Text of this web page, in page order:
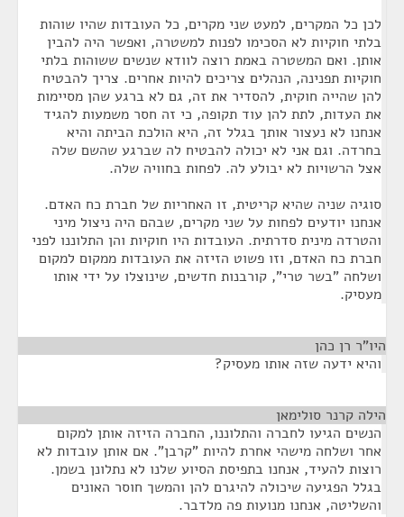
לכן כל המקרים, למעט שני מקרים, כל העובדות שהיו שוהות
בלתי חוקיות לא הסכימו לפנות למשטרה, ואפשר היה להבין
אותן. ואם המשטרה באמת רוצה לוודא שנשים ששוהות בלתי
חוקיות תפנינה, הנהלים צריכים להיות אחרים. צריך להבטיח
להן שהייה חוקית, להסדיר את זה, גם לא ברגע שהן מסיימות
את העדות, לתת להן עוד תקופה, כי זה חסר משמעות להגיד
אנחנו לא נעצור אותך בגלל זה, היא הולכת הביתה והיא
בחרדה. וגם אני לא יכולה להבטיח לה שברגע שהשם שלה
אצל הרשויות לא יבולע לה. לפחות בחוויה שלה.
סוגיה שניה שהיא קריטית, זו האחריות של חברת כח האדם.
אנחנו יודעים לפחות על שני מקרים, שבהם היה ניצול מיני
והטרדה מינית סדרתית. העובדות היו חוקיות והן התלוננו לפני
חברת כח האדם, וזו פשוט הזיזה את העובדות ממקום למקום
ושלחה "בשר טרי", קורבנות חדשים, שינוצלו על ידי אותו
מעסיק.
היו"ר רן כהן
והיא ידעה שזה אותו מעסיק?
הילה קרנר סולימאן
הנשים הגיעו לחברה והתלוננו, החברה הזיזה אותן למקום
אחר ושלחה מישהי אחרת להיות "קרבן". אם אותן עובדות לא
רוצות להעיד, אנחנו בתפיסת הסיוע שלנו לא נתלונן בשמן.
בגלל הפגיעה שיכולה להיגרם להן והמשך חוסר האונים
והשליטה, אנחנו מנועות פה מלדבר.